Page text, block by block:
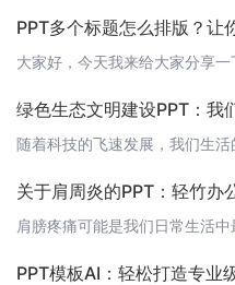
PPT多个标题怎么排版？让
绿色生态文明建设PPT：我
关于肩周炎的PPT：轻竹办
PPT模板AI：轻松打造专业